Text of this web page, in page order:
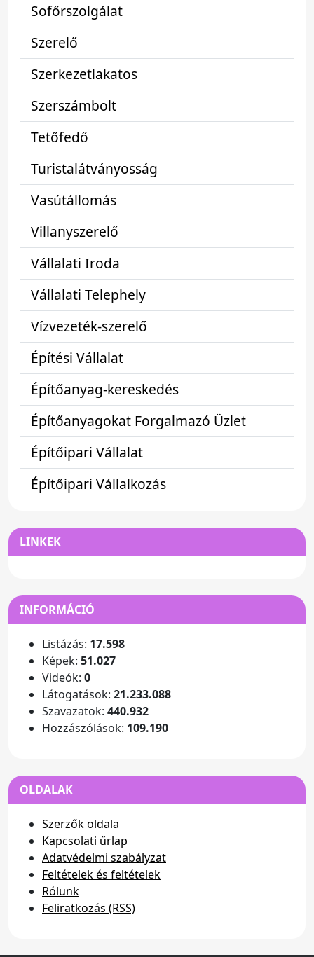
Sofőrszolgálat
Szerelő
Szerkezetlakatos
Szerszámbolt
Tetőfedő
Turistalátványosság
Vasútállomás
Villanyszerelő
Vállalati Iroda
Vállalati Telephely
Vízvezeték-szerelő
Építési Vállalat
Építőanyag-kereskedés
Építőanyagokat Forgalmazó Üzlet
Építőipari Vállalat
Építőipari Vállalkozás
LINKEK
INFORMÁCIÓ
Listázás: 17.598
Képek: 51.027
Videók: 0
Látogatások: 21.233.088
Szavazatok: 440.932
Hozzászólások: 109.190
OLDALAK
Szerzők oldala
Kapcsolati űrlap
Adatvédelmi szabályzat
Feltételek és feltételek
Rólunk
Feliratkozás (RSS)